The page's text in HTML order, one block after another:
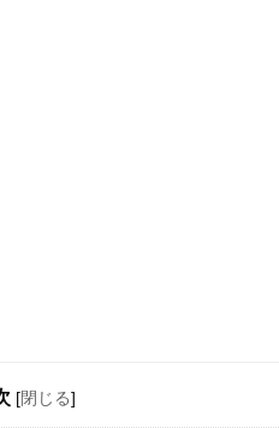
[閉じる]